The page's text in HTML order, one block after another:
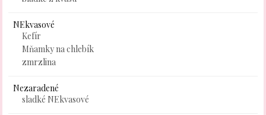
NEkvasové
Kefír
Mňamky na chlebík
zmrzlina
Nezaradené
sladké NEkvasové